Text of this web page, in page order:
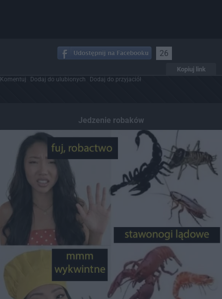
26
Kopiuj link
Komentuj Dodaj do ulubionych Dodaj do przyjaciół
Jedzenie robaków